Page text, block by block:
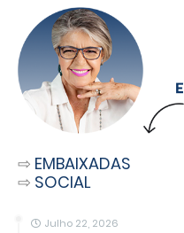
⇨ EMBAIXADAS
⇨ SOCIAL
Julho 22, 2026